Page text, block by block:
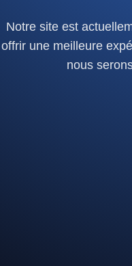
Notre site est
offrir une meilleure
nous